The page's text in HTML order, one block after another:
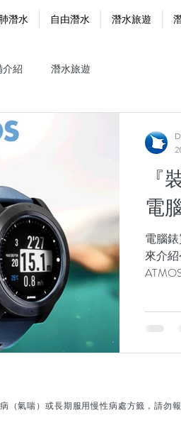
潛水 自由潛水 潛水旅遊
紹 潛水旅遊
『
電
電腦錶
來介
（氣喘）或長期服用慢性病處方籤，請勿